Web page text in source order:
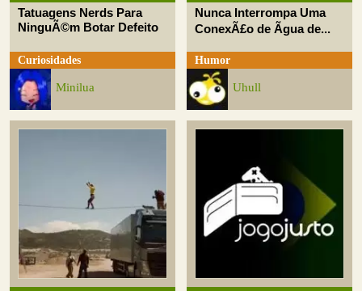
Tatuagens Nerds Para
NinguÃ©m Botar Defeito
Curiosidades
Minilua
Nunca Interrompa Uma
ConexÃ£o de Ãgua de...
Humor
Uhull